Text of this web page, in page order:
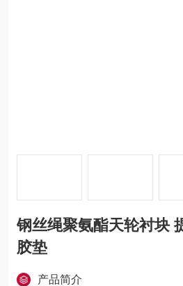
钢丝绳聚氨酯天轮衬块
胶垫
产品简介